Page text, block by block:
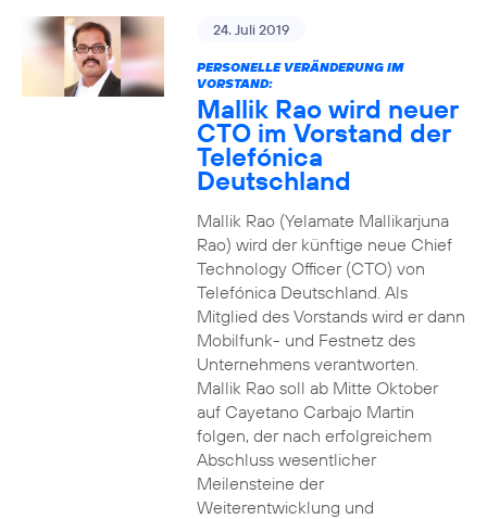
24. Juli 2019
PERSONELLE VERÄNDERUNG IM
VORSTAND:
Mallik Rao wird neuer
CTO im Vorstand der
Telefónica
Deutschland
Mallik Rao (Yelamate Mallikarjuna
Rao) wird der künftige neue Chief
Technology Officer (CTO) von
Telefónica Deutschland. Als
Mitglied des Vorstands wird er dann
Mobilfunk- und Festnetz des
Unternehmens verantworten.
Mallik Rao soll ab Mitte Oktober
auf Cayetano Carbajo Martin
folgen, der nach erfolgreichem
Abschluss wesentlicher
Meilensteine der
Weiterentwicklung und